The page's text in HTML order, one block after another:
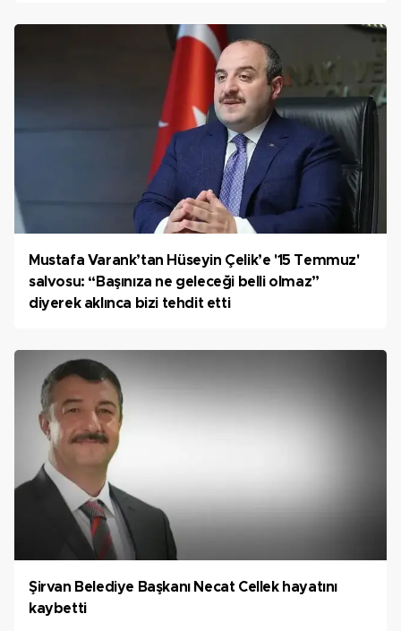
Mustafa Varank’tan Hüseyin Çelik’e '15 Temmuz'
salvosu: “Başınıza ne geleceği belli olmaz”
diyerek aklınca bizi tehdit etti
Şirvan Belediye Başkanı Necat Cellek hayatını
kaybetti